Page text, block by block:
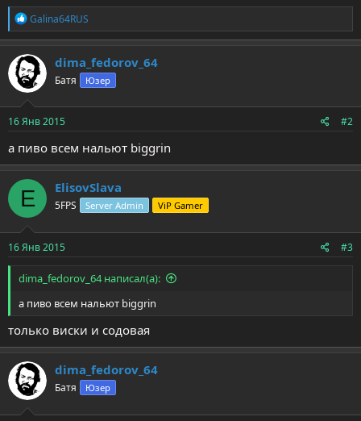
Р
е
а
к
ц
и
и
:
Galina64RUS
dima_fedorov_64
Батя Юзер
16 Янв 2015 #2
а пиво всем нальют biggrin
E ElisovSlava
5FPS Server Admin ViP Gamer
16 Янв 2015 #3
dima_fedorov_64 написал(а):
а пиво всем нальют biggrin
только виски и содовая
dima_fedorov_64
Батя Юзер